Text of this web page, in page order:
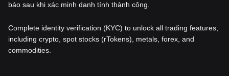
báo sau khi xác minh danh tính thành công.
Complete identity verification (KYC) to unlock all trading features,
including crypto, spot stocks (rTokens), metals, forex, and
commodities.